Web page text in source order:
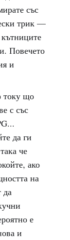
със
трик ––
Повечето
и
току що
с със
да ги
че
ако
на
да
е
и